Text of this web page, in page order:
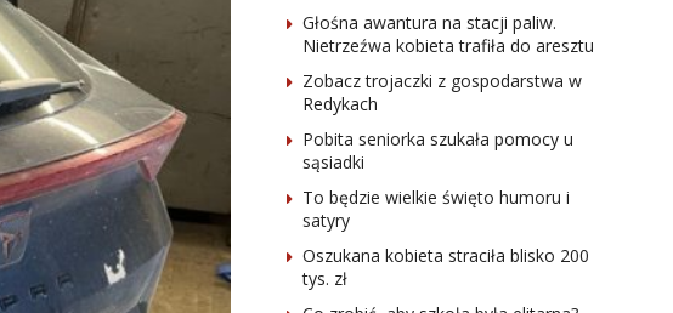
Głośna awantura na stacji paliw.
Nietrzeźwa kobieta trafiła do aresztu
Zobacz trojaczki z gospodarstwa w
Redykach
Pobita seniorka szukała pomocy u
sąsiadki
To będzie wielkie święto humoru i
satyry
Oszukana kobieta straciła blisko 200
tys. zł